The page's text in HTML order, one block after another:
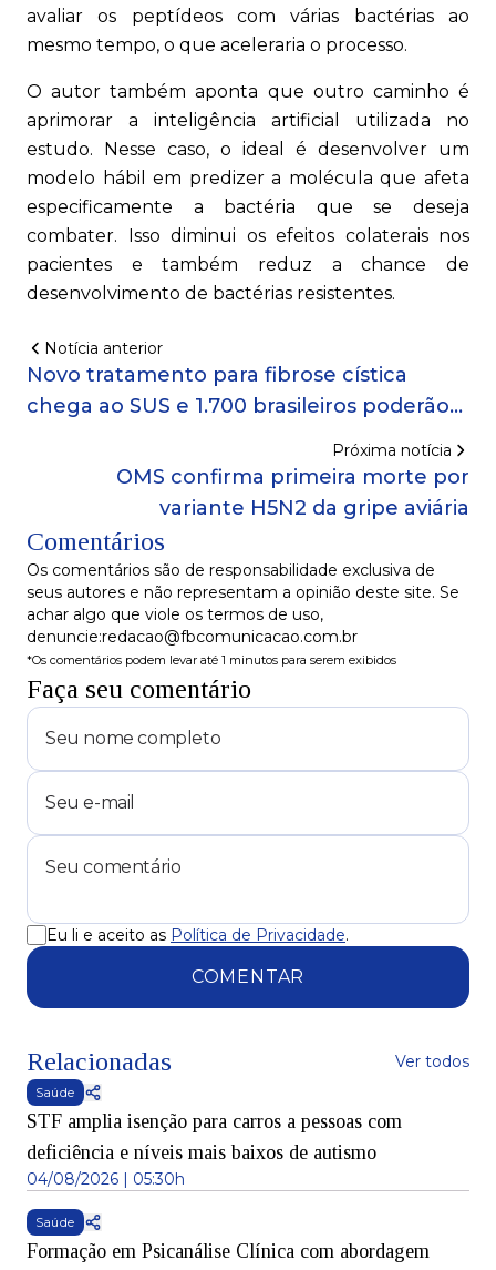
avaliar os peptídeos com várias bactérias ao
mesmo tempo, o que aceleraria o processo.
O autor também aponta que outro caminho é
aprimorar a inteligência artificial utilizada no
estudo. Nesse caso, o ideal é desenvolver um
modelo hábil em predizer a molécula que afeta
especificamente a bactéria que se deseja
combater. Isso diminui os efeitos colaterais nos
pacientes e também reduz a chance de
desenvolvimento de bactérias resistentes.
Notícia anterior
Novo tratamento para fibrose cística
chega ao SUS e 1.700 brasileiros poderão
Próxima notícia
OMS confirma primeira morte por
variante H5N2 da gripe aviária
Comentários
Os comentários são de responsabilidade exclusiva de
seus autores e não representam a opinião deste site. Se
achar algo que viole os termos de uso,
denuncie:redacao@fbcomunicacao.com.br
*Os comentários podem levar até 1 minutos para serem exibidos
Faça seu comentário
Eu li e aceito as Política de Privacidade.
COMENTAR
Relacionadas Ver todos
Saúde
STF amplia isenção para carros a pessoas com
deficiência e níveis mais baixos de autismo
04/08/2026 | 05:30h
Saúde
Formação em Psicanálise Clínica com abordagem